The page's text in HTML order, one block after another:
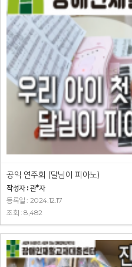
공익 연주회 (달님이 피아노)
작성자 : 관*자
등록일 : 2024.12.17
조회 : 8,482